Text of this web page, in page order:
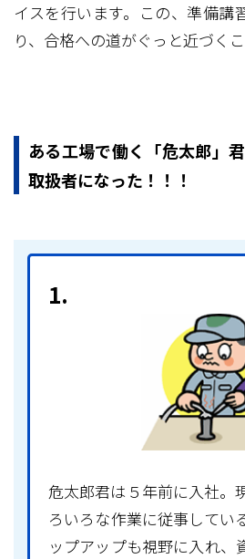
イスを行います。この、準備講
り、合格への道がぐっと近づくこ
ある工場で働く「危太郎」
取扱者になった！！！
1.
危太郎君は５年前に入社。
ろいろな作業に従事してい
ップアップも視野に入れ、